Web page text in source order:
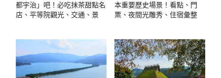
都宇治」吧！必吃抹茶甜點名
店、平等院觀光、交通、景點
本重要歷史場景！看點、門
票、夜間光雕秀、住宿彙整